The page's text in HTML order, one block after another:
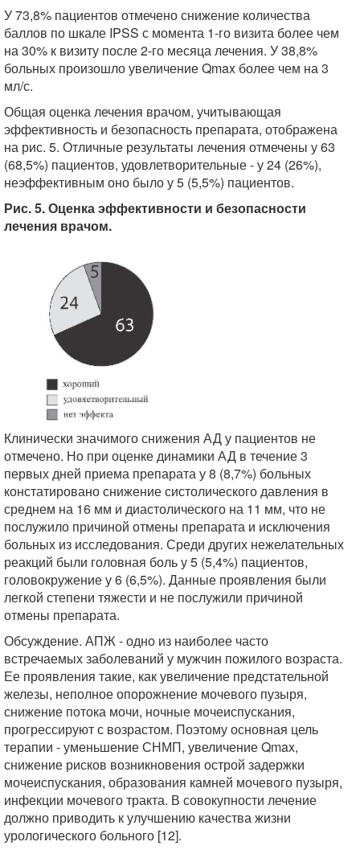
У 73,8% пациентов отмечено снижение количества
баллов по шкале IPSS с момента 1-го визита более чем
на 30% к визиту после 2-го месяца лечения. У 38,8%
больных произошло увеличение Qmax более чем на 3
мл/с.
Общая оценка лечения врачом, учитывающая
эффективность и безопасность препарата, отображена
на рис. 5. Отличные результаты лечения отмечены у 63
(68,5%) пациентов, удовлетворительные - у 24 (26%),
неэффективным оно было у 5 (5,5%) пациентов.
Рис. 5. Оценка эффективности и безопасности
лечения врачом.
Клинически значимого снижения АД у пациентов не
отмечено. Но при оценке динамики АД в течение 3
первых дней приема препарата у 8 (8,7%) больных
констатировано снижение систолического давления в
среднем на 16 мм и диастолического на 11 мм, что не
послужило причиной отмены препарата и исключения
больных из исследования. Среди других нежелательных
реакций были головная боль у 5 (5,4%) пациентов,
головокружение у 6 (6,5%). Данные проявления были
легкой степени тяжести и не послужили причиной
отмены препарата.
Обсуждение. АПЖ - одно из наиболее часто
встречаемых заболеваний у мужчин пожилого возраста.
Ее проявления такие, как увеличение предстательной
железы, неполное опорожнение мочевого пузыря,
снижение потока мочи, ночные мочеиспускания,
прогрессируют с возрастом. Поэтому основная цель
терапии - уменьшение СНМП, увеличение Qmax,
снижение рисков возникновения острой задержки
мочеиспускания, образования камней мочевого пузыря,
инфекции мочевого тракта. В совокупности лечение
должно приводить к улучшению качества жизни
урологического больного [12].